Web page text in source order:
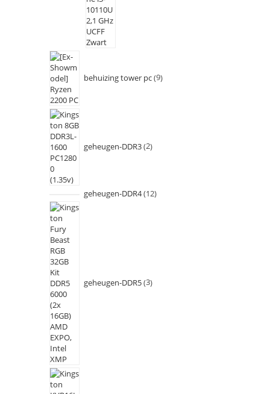
behuizing tower pc 9
geheugen-DDR3 2
geheugen-DDR4 12
geheugen-DDR5 3